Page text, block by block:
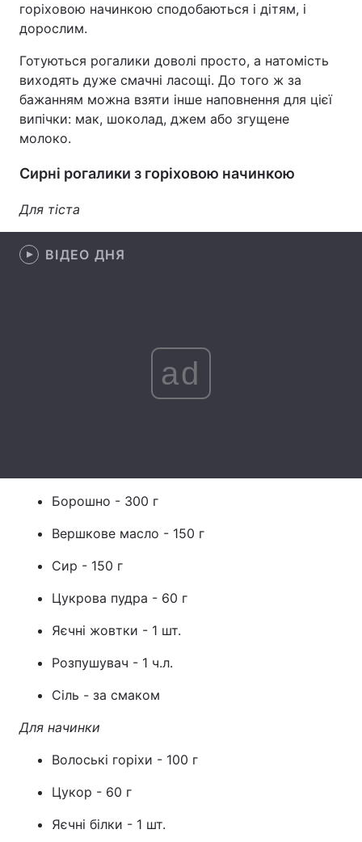
Україна
Економіка Світ
Спорт Наука
Техно і зв'язок
Зброя
Здоров'я
Статті
Думки
Послуги
Тема оформлення
горіховою начинкою сподобаються і дітям, і
дорослим.
Готуються рогалики доволі просто, а натомість
виходять дуже смачні ласощі. До того ж за
бажанням можна взяти інше наповнення для цієї
випічки: мак, шоколад, джем або згущене
молоко.
Сирні рогалики з горіховою начинкою
Для тіста
ВІДЕО ДНЯ
ad
Борошно - 300 г
Вершкове масло - 150 г
Сир - 150 г
Цукрова пудра - 60 г
Яєчні жовтки - 1 шт.
Розпушувач - 1 ч.л.
Сіль - за смаком
Для начинки
Волоські горіхи - 100 г
Цукор - 60 г
Яєчні білки - 1 шт.